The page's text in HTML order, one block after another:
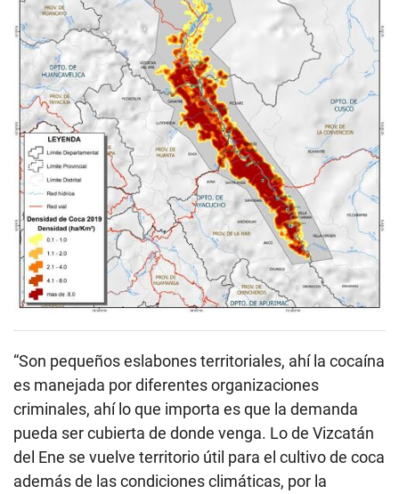
“Son pequeños eslabones territoriales, ahí la cocaína
es manejada por diferentes organizaciones
criminales, ahí lo que importa es que la demanda
pueda ser cubierta de donde venga. Lo de Vizcatán
del Ene se vuelve territorio útil para el cultivo de coca
además de las condiciones climáticas, por la